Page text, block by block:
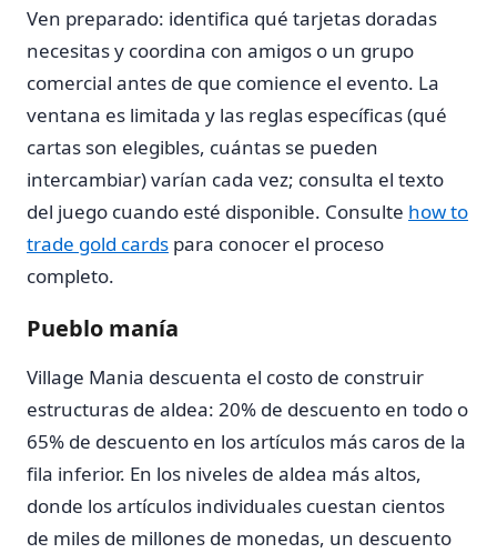
Ven preparado: identifica qué tarjetas doradas
necesitas y coordina con amigos o un grupo
comercial antes de que comience el evento. La
ventana es limitada y las reglas específicas (qué
cartas son elegibles, cuántas se pueden
intercambiar) varían cada vez; consulta el texto
del juego cuando esté disponible. Consulte how to
trade gold cards para conocer el proceso
completo.
Pueblo manía
Village Mania descuenta el costo de construir
estructuras de aldea: 20% de descuento en todo o
65% de descuento en los artículos más caros de la
fila inferior. En los niveles de aldea más altos,
donde los artículos individuales cuestan cientos
de miles de millones de monedas, un descuento